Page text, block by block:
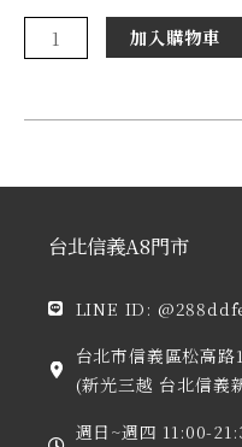
‧
典
加入購物車
台北信義A8門市
LINE ID:
台北市信義區松高路
(新光三越 台北信義
週日~週四 11:00-